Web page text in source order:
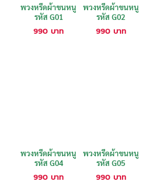
พวงหรีดผ้าขนหนู
รหัส G01
990 บาท
พวงหรีดผ้าขนหนู
รหัส G02
990 บาท
พวงหรีดผ้าขนหนู
รหัส G04
990 บาท
พวงหรีดผ้าขนหนู
รหัส G05
990 บาท